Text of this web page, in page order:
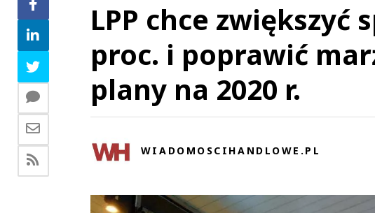
LPP chce zwiększyć
proc. i poprawić
plany na 2020 r.
WIADOMOSCIHANDLOWE.PL